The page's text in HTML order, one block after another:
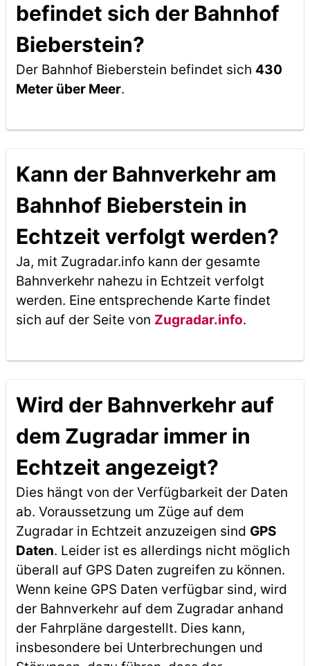
befindet sich der Bahnhof
Bieberstein?
Der Bahnhof Bieberstein befindet sich 430
Meter über Meer.
Kann der Bahnverkehr am
Bahnhof Bieberstein in
Echtzeit verfolgt werden?
Ja, mit Zugradar.info kann der gesamte
Bahnverkehr nahezu in Echtzeit verfolgt
werden. Eine entsprechende Karte findet
sich auf der Seite von Zugradar.info.
Wird der Bahnverkehr auf
dem Zugradar immer in
Echtzeit angezeigt?
Dies hängt von der Verfügbarkeit der Daten
ab. Voraussetzung um Züge auf dem
Zugradar in Echtzeit anzuzeigen sind GPS
Daten. Leider ist es allerdings nicht möglich
überall auf GPS Daten zugreifen zu können.
Wenn keine GPS Daten verfügbar sind, wird
der Bahnverkehr auf dem Zugradar anhand
der Fahrpläne dargestellt. Dies kann,
insbesondere bei Unterbrechungen und